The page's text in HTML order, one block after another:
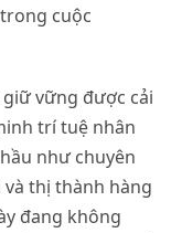
cuộc
vững được cải
trí tuệ nhân
như chuyên
thị thành hàng
đang không